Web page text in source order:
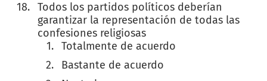
Todos los partidos políticos deberían
garantizar la representación de todas las
confesiones religiosas
Totalmente de acuerdo
Bastante de acuerdo